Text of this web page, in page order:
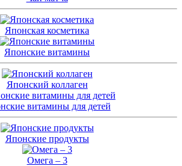
Японская косметика
Японские витамины
Японский коллаген
витамины для детей
Японские продукты
Омега – 3